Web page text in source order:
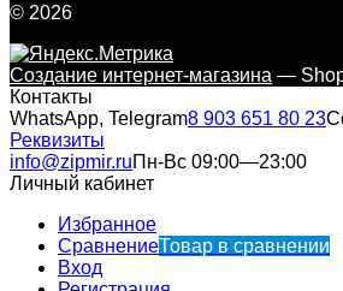
© 2026
Создание интернет-магазина —
Контакты
WhatsApp, Telegram8 903 651 80 23
Реквизиты
info@zipmir.ruПн-Вс 09:00—23:00
Личный кабинет
Избранное
СравнениеТовар в сравнении
Вход